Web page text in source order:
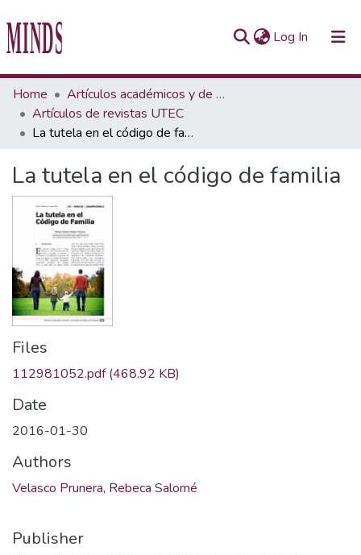
Log In (current)
Communities & Collections
All of Repository UTEC
Home
Artículos académicos y de opinión
Artículos de revistas UTEC
La tutela en el código de familia
La tutela en el código de familia
Files
112981052.pdf(468.92 KB)
Date
2016-01-30
Authors
Velasco Prunera, Rebeca Salomé
Publisher